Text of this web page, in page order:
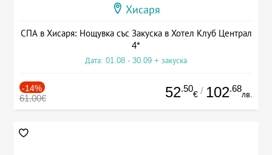
Хисаря
СПА в Хисаря: Нощувка със Закуска в Хотел Клуб Централ
4*
Дата: 01.08 - 30.09 + закуска
-14%
61.00€ 52.50
€ / 102.68
лв.